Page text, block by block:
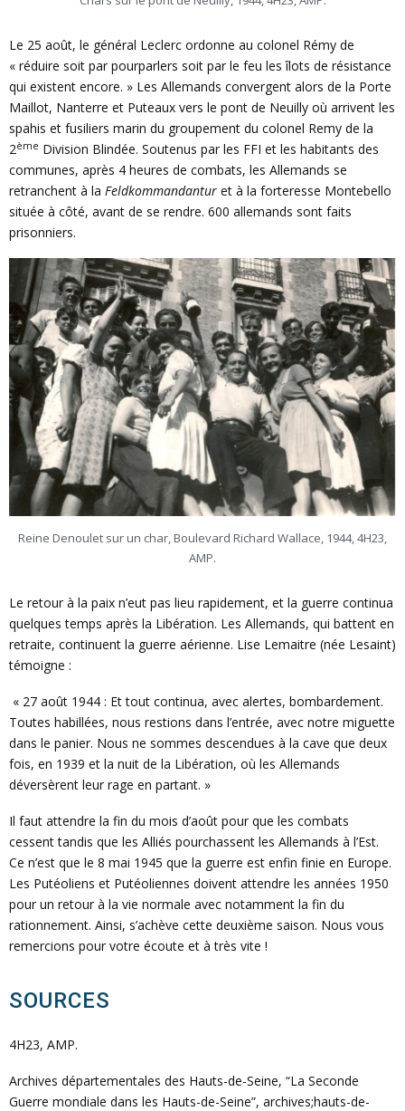
Le 25 août, le général Leclerc ordonne au colonel Rémy de
« réduire soit par pourparlers soit par le feu les îlots de résistance
qui existent encore. » Les Allemands convergent alors de la Porte
Maillot, Nanterre et Puteaux vers le pont de Neuilly où arrivent les
spahis et fusiliers marin du groupement du colonel Remy de la
2ème Division Blindée. Soutenus par les FFI et les habitants des
communes, après 4 heures de combats, les Allemands se
retranchent à la Feldkommandantur et à la forteresse Montebello
située à côté, avant de se rendre. 600 allemands sont faits
prisonniers.
Reine Denoulet sur un char, Boulevard Richard Wallace, 1944, 4H23,
AMP.
Le retour à la paix n’eut pas lieu rapidement, et la guerre continua
quelques temps après la Libération. Les Allemands, qui battent en
retraite, continuent la guerre aérienne. Lise Lemaitre (née Lesaint)
témoigne :
« 27 août 1944 : Et tout continua, avec alertes, bombardement.
Toutes habillées, nous restions dans l’entrée, avec notre miguette
dans le panier. Nous ne sommes descendues à la cave que deux
fois, en 1939 et la nuit de la Libération, où les Allemands
déversèrent leur rage en partant. »
Il faut attendre la fin du mois d’août pour que les combats
cessent tandis que les Alliés pourchassent les Allemands à l’Est.
Ce n’est que le 8 mai 1945 que la guerre est enfin finie en Europe.
Les Putéoliens et Putéoliennes doivent attendre les années 1950
pour un retour à la vie normale avec notamment la fin du
rationnement. Ainsi, s’achève cette deuxième saison. Nous vous
remercions pour votre écoute et à très vite !
SOURCES
4H23, AMP.
Archives départementales des Hauts-de-Seine, “La Seconde
Guerre mondiale dans les Hauts-de-Seine”, archives;hauts-de-